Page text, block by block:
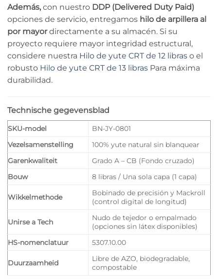
Además, con nuestro DDP (Delivered Duty Paid)
opciones de servicio, entregamos hilo de arpillera al
por mayordirectamente a su almacén. Si su
proyecto requiere mayor integridad estructural,
considere nuestra Hilo de yute CRT de 12 libras o el
robusto Hilo de yute CRT de 13 libras Para máxima
durabilidad.
Technische gegevensblad
SKU-model
BN-JY-0801
Vezelsamenstelling
100% yute natural sin blanquear
Garenkwaliteit
Grado A – CB (Fondo cruzado)
Bouw
8 libras / Una sola capa (1 capa)
Wikkelmethode
Bobinado de precisión y Mackroll
(control digital de longitud)
Unirse a Tech
Nudo de tejedor o empalmado
(opciones sin látex disponibles)
HS-nomenclatuur
5307.10.00
Duurzaamheid
Libre de AZO, biodegradable,
compostable